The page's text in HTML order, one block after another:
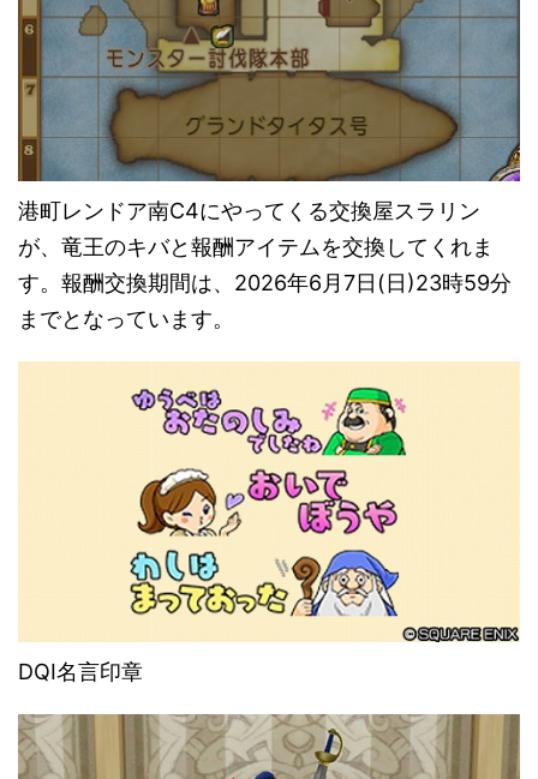
港町レンドア南C4にやってくる交換屋スラリン
が、竜王のキバと報酬アイテムを交換してくれま
す。報酬交換期間は、2026年6月7日(日)23時59分
までとなっています。
DQⅠ名言印章